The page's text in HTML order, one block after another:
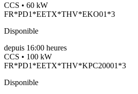
CCS • 60 kW
FR*PD1*EETX*THV*EKO01*3
Disponible
depuis 16:00 heures
CCS • 100 kW
FR*PD1*EETX*THV*KPC20001*3
Disponible